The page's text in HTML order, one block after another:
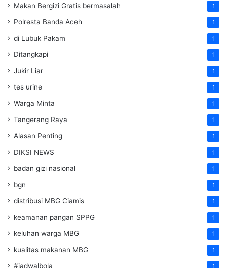
Makan Bergizi Gratis bermasalah 1
Polresta Banda Aceh 1
di Lubuk Pakam 1
Ditangkapi 1
Jukir Liar 1
tes urine 1
Warga Minta 1
Tangerang Raya 1
Alasan Penting 1
DIKSI NEWS 1
badan gizi nasional 1
bgn 1
distribusi MBG Ciamis 1
keamanan pangan SPPG 1
keluhan warga MBG 1
kualitas makanan MBG 1
#jadwalbola 1